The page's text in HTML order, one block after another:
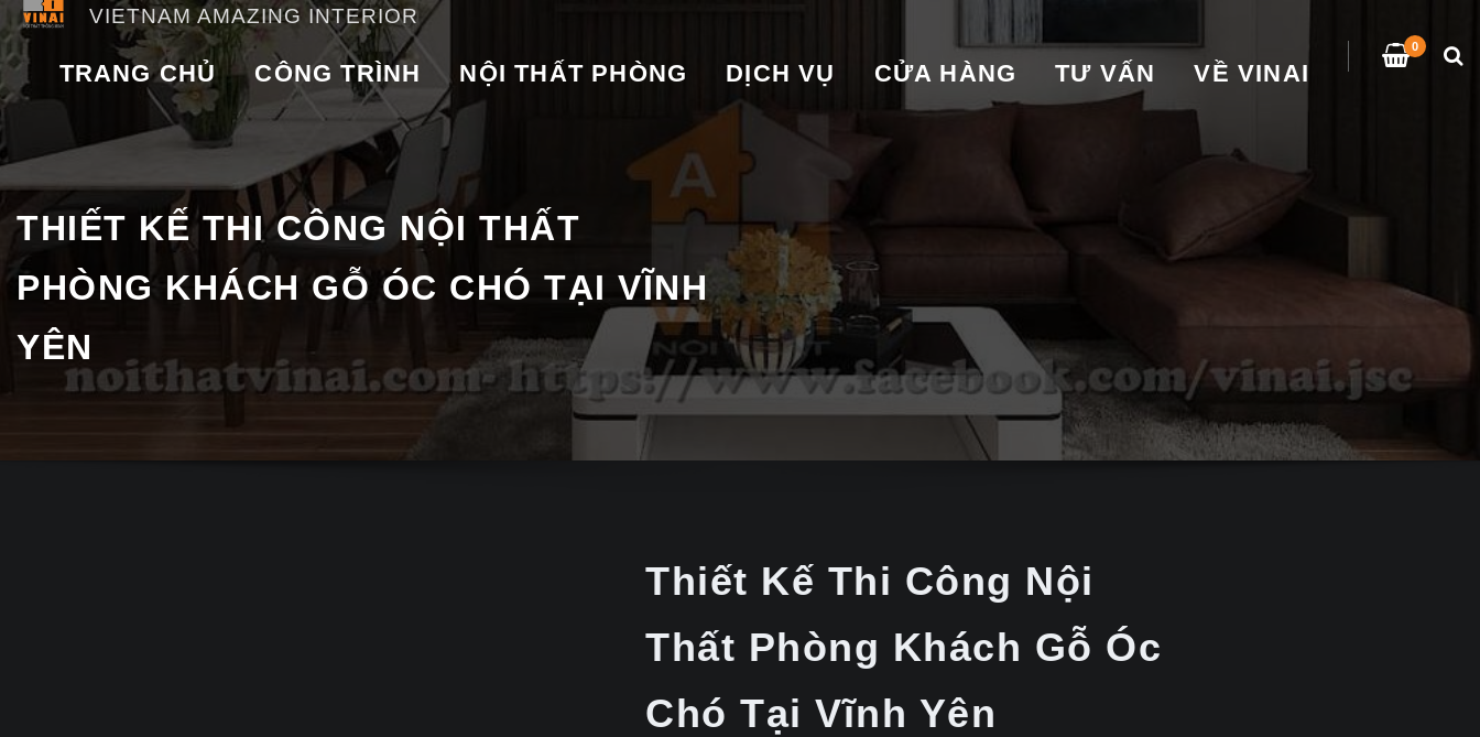
VIETNAM AMAZING INTERIOR
TRANG CHỦ CÔNG TRÌNH NỘI THẤT PHÒNG DỊCH VỤ CỬA HÀNG TƯ VẤN VỀ VINAI
0
THIẾT KẾ THI CÔNG NỘI THẤT
PHÒNG KHÁCH GỖ ÓC CHÓ TẠI VĨNH
YÊN
Thiết Kế Thi Công Nội
Thất Phòng Khách Gỗ Óc
Chó Tại Vĩnh Yên